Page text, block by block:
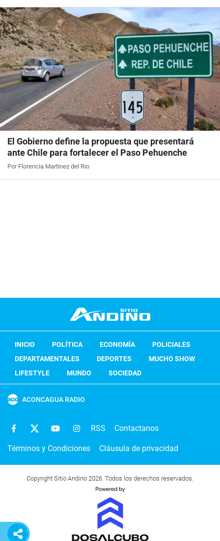
El Gobierno define la propuesta que presentará
ante Chile para fortalecer el Paso Pehuenche
Por Florencia Martinez del Rio
INICIO POLÍTICA ECONOMÍA
POLICIALES
DEPARTAMENTALES
DEPORTES
MUCHO SHOW
LIFESTYLE
MUNDO SOCIEDAD
ACONCAGUA RADIO
RSS Contactanos
Términos y Condiciones Cláusula de privacidad
Copyright Sitio Andino 2026. Todos los derechos reservados.